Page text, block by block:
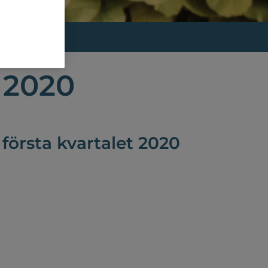
kvartalet 2020